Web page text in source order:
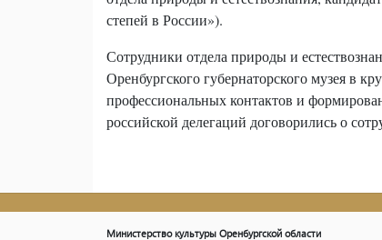
степей в России»).
Сотрудники отдела природы и
Оренбургского губернаторского музея в
профессиональных контактов и
российской делегаций договорились о
Министерство культуры Оренбургской области